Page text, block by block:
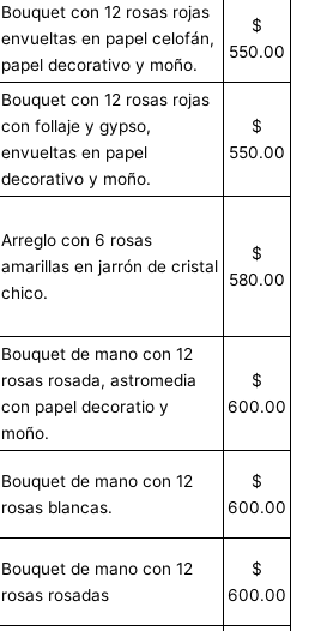
Bouquet con 12 rosas rojas
envueltas en papel celofán,
papel decorativo y moño.
$
550.00
Bouquet con 12 rosas rojas
con follaje y gypso,
envueltas en papel
decorativo y moño.
$
550.00
Arreglo con 6 rosas
amarillas en jarrón de cristal
chico.
$
580.00
Bouquet de mano con 12
rosas rosada, astromedia
con papel decoratio y
moño.
$
600.00
Bouquet de mano con 12
rosas blancas.
$
600.00
Bouquet de mano con 12
rosas rosadas
$
600.00